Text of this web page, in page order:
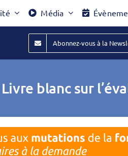
Média
Abonnez-vous à la
Livre blanc sur